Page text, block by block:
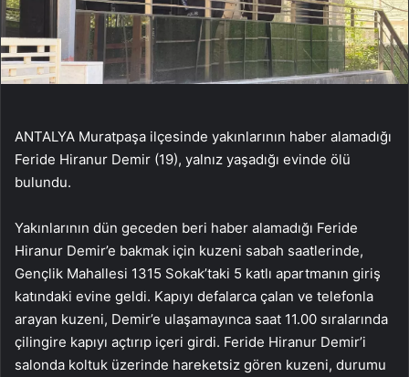
ANTALYA Muratpaşa ilçesinde yakınlarının haber alamadığı
Feride Hiranur Demir (19), yalnız yaşadığı evinde ölü
bulundu.
Yakınlarının dün geceden beri haber alamadığı Feride
Hiranur Demir’e bakmak için kuzeni sabah saatlerinde,
Gençlik Mahallesi 1315 Sokak’taki 5 katlı apartmanın giriş
katındaki evine geldi. Kapıyı defalarca çalan ve telefonla
arayan kuzeni, Demir’e ulaşamayınca saat 11.00 sıralarında
çilingire kapıyı açtırıp içeri girdi. Feride Hiranur Demir’i
salonda koltuk üzerinde hareketsiz gören kuzeni, durumu